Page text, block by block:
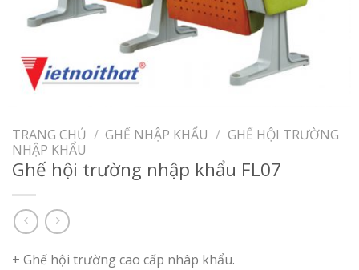
TRANG CHỦ / GHẾ NHẬP KHẨU / GHẾ HỘI TRƯỜNG
NHẬP KHẨU
Ghế hội trường nhập khẩu FL07
+ Ghế hội trường cao cấp nhâp khẩu.